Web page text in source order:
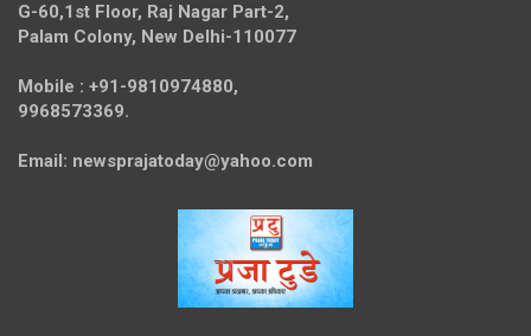
G-60,1st Floor, Raj Nagar Part-2,
Palam Colony, New Delhi-110077
Mobile : +91-9810974880,
9968573369.
Email: newsprajatoday@yahoo.com